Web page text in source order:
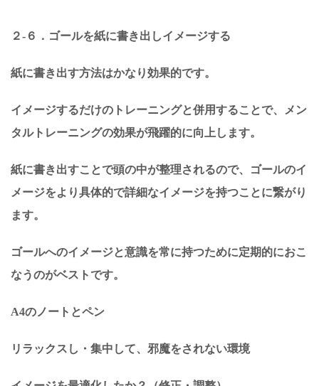
２-６．ゴールを紙に書き出しイメージする
紙に書き出す方法はかなり効果的です。
イメージするだけのトレーニングと併用することで、メン
タルトレーニングの効果が飛躍的に向上します。
紙に書き出すことで頭の中が整理されるので、ゴールのイ
メージをより具体的で詳細なイメージを持つことに繋がり
ます。
ゴールへのイメージと意識を常に持つために定期的におこ
なうのがベストです。
A4のノートとペン
リラックスし・集中して、邪魔をされない環境